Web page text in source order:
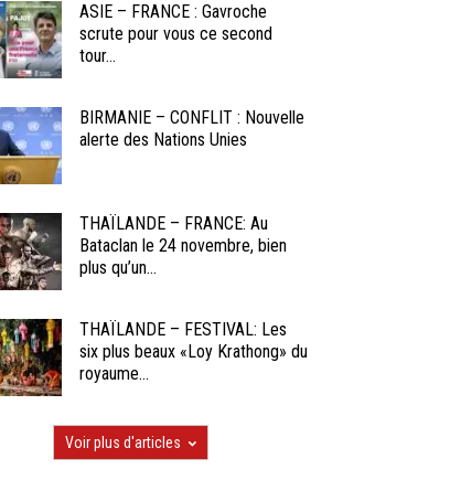
ASIE – FRANCE : Gavroche
scrute pour vous ce second
tour...
BIRMANIE – CONFLIT : Nouvelle
alerte des Nations Unies
THAÏLANDE – FRANCE: Au
Bataclan le 24 novembre, bien
plus qu’un...
THAÏLANDE – FESTIVAL: Les
six plus beaux «Loy Krathong» du
royaume...
Voir plus d'articles